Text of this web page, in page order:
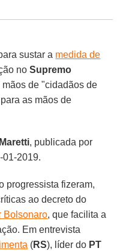
sustar a medida de
noSupremo
mãos de "cidadãos de
as mãos de
, publicada por
01-2019.
progressista fizeram,
ao decreto do
Bolsonaro, que facilita a
Em entrevista
(RS), líder do PT